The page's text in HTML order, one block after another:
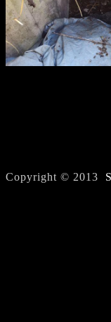
Copyright © 2013